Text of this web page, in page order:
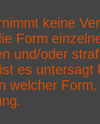
keine
Form
und/oder
es untersagt
welcher